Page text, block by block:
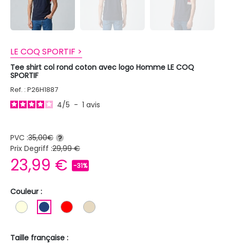
LE COQ SPORTIF >
Tee shirt col rond coton avec logo Homme LE COQ
SPORTIF
Ref. : P26H1887
4/5 - 1 avis
PVC :35,00€ ?
Prix Degriff :29,99 €
23,99 € -31%
Couleur :
BLANC ECRUBLEU FONCE
ROUGEBEIGE
Taille française :